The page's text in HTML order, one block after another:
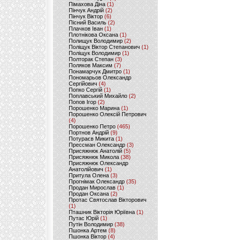
Пімахова Діна(1)
Пінчук Андрій(2)
Пінчук Віктор (6)
Пісний Василь (2)
Плачков Іван(1)
Плотнікова Оксана (1)
Полищук Володимир(2)
Поліщук Віктор Степанович(1)
Поліщук Володимир (1)
Полторак Степан(3)
Поляков Максим (7)
Понамарчук Дмитро (1)
Пономарьов Олександр
Сергійович(4)
Попко Сергій (1)
Поплавський Михайло (2)
Попов Ігор(2)
Порошенко Марина (1)
Порошенко Олексій Петрович
(4)
Порошенко Петро (465)
Портнов Андрій (9)
Потураєв Микита(1)
Прессман Олександр(3)
Присяжнюк Анатолій (5)
Присяжнюк Микола (38)
Присяжнюк Олександр
Анатолійович (1)
Притула Олена (3)
Прогнімак Олександр(35)
Продан Мирослав(1)
Продан Оксана (2)
Протас Святослав Вікторович
(1)
Пташник Вікторія Юріївна (1)
Путас Юрій (1)
Путін Володимир(38)
Пшонка Артем (8)
Пшонка Віктор(4)